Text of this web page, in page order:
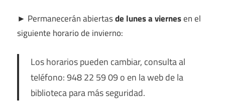
► Permanecerán abiertasde lunes a viernesen el
siguiente horario de invierno:
Los horarios pueden cambiar, consulta al
teléfono: 948 22 59 09 o en la web de la
biblioteca para más seguridad.